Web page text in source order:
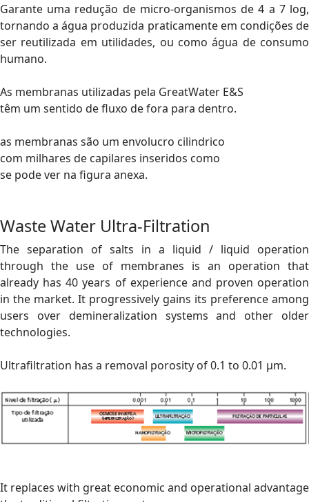
Garante uma redução de micro-organismos de 4 a 7 log,
tornando a água produzida praticamente em condições de
ser reutilizada em utilidades, ou como água de consumo
humano.
As membranas utilizadas pela GreatWater E&S
têm um sentido de fluxo de fora para dentro.
as membranas são um envolucro cilindrico
com milhares de capilares inseridos como
se pode ver na figura anexa.
Waste Water Ultra-Filtration
The separation of salts in a liquid / liquid operation
through the use of membranes is an operation that
already has 40 years of experience and proven operation
in the market. It progressively gains its preference among
users over demineralization systems and other older
technologies.
Ultrafiltration has a removal porosity of 0.1 to 0.01 µm.
It replaces with great economic and operational advantage